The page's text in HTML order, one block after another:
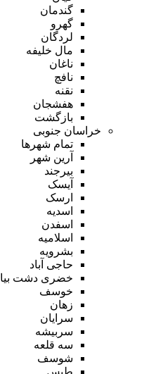
گندمان
گهرو
لردگان
مال خلیفه
ناغان
نافچ
نقنه
هفشجان
بازگشت
خراسان جنوبی
تمام شهر‌ها
آرین شهر
بیرجند
آیسک
ارسک
اسدیه
اسفدن
اسلامیه
بشرویه
حاجی آباد
خضری دشت
خوسف
زهان
سرایان
سربیشه
سه قلعه
شوسف
طبس